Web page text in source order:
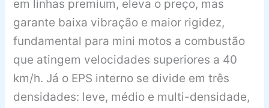
em linhas premium, eleva o preço, mas
garante baixa vibração e maior rigidez,
fundamental para mini motos a combustão
que atingem velocidades superiores a 40
km/h. Já o EPS interno se divide em três
densidades: leve, médio e multi-densidade,